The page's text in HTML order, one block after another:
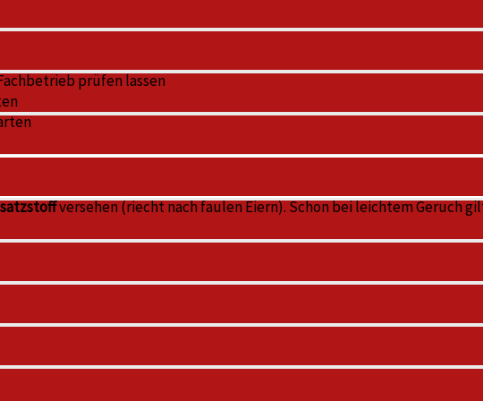
prüfen lassen
versehen (riecht nach faulen Eiern). Schon bei leichtem Geruch